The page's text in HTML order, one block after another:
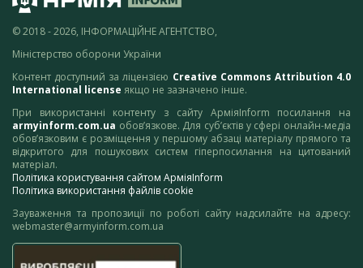
© 2018 - 2026, ІНФОРМАЦІЙНЕ АГЕНТСТВО,
Міністерство оборони України
Контент доступний за ліцензією Creative Commons Attribution 4.0
International license якщо не зазначено інше.
При використанні контенту з сайту АрміяInform посилання на
armyinform.com.ua обов’язкове. Для суб’єктів у сфері онлайн-медіа
обов’язковим є розміщення у першому абзаці матеріалу прямого та
відкритого для пошукових систем гіперпосилання на цитований
матеріал.
Політика користування сайтом АрміяInform
Політика використання файлів cookie
Зауваження та пропозиції по роботі сайту надсилайте на адресу:
webmaster@armyinform.com.ua